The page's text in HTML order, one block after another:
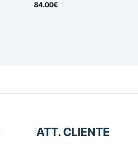
84.00€
ATT. CLIENTE